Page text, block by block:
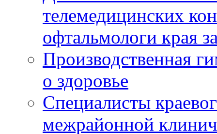
телемедицинских
офтальмологи края
Производственная
о здоровье
Специалисты
межрайонной